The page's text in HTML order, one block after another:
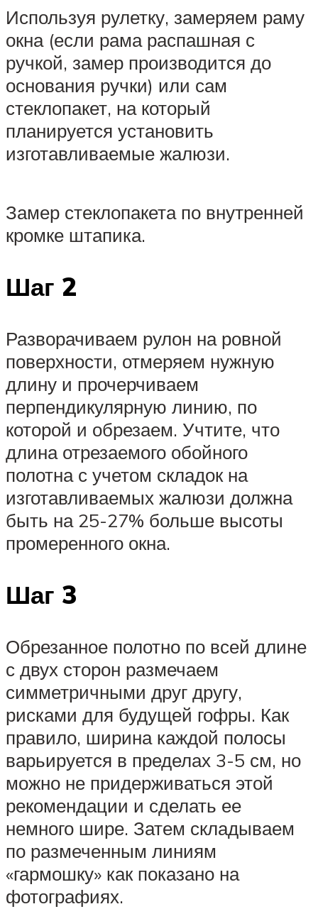
Используя рулетку, замеряем раму
окна (если рама распашная с
ручкой, замер производится до
основания ручки) или сам
стеклопакет, на который
планируется установить
изготавливаемые жалюзи.
Замер стеклопакета по внутренней
кромке штапика.
Шаг 2
Разворачиваем рулон на ровной
поверхности, отмеряем нужную
длину и прочерчиваем
перпендикулярную линию, по
которой и обрезаем. Учтите, что
длина отрезаемого обойного
полотна с учетом складок на
изготавливаемых жалюзи должна
быть на 25-27% больше высоты
промеренного окна.
Шаг 3
Обрезанное полотно по всей длине
с двух сторон размечаем
симметричными друг другу,
рисками для будущей гофры. Как
правило, ширина каждой полосы
варьируется в пределах 3-5 см, но
можно не придерживаться этой
рекомендации и сделать ее
немного шире. Затем складываем
по размеченным линиям
«гармошку» как показано на
фотографиях.